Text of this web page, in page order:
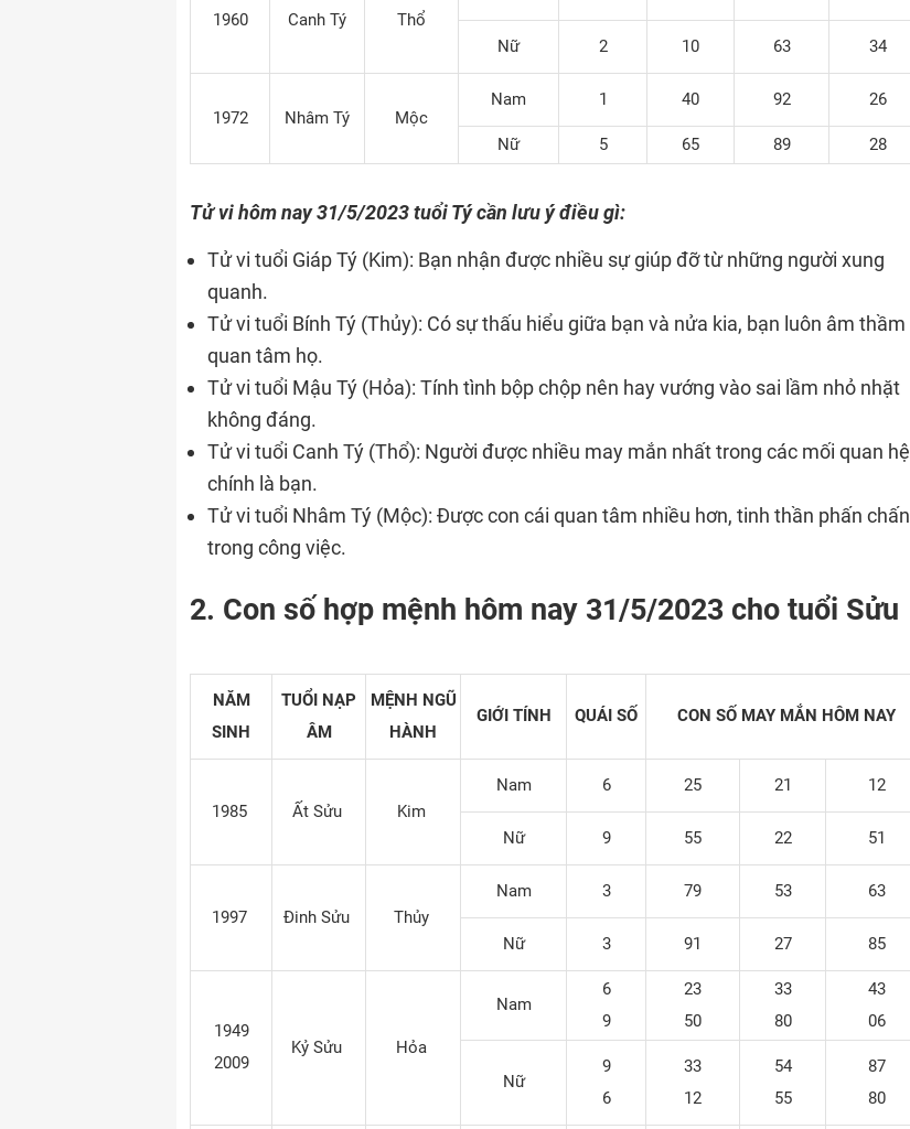
1960 Canh Tý Thổ
Nữ 2 10 63 34
1972 Nhâm Tý Mộc
Nam 1 40 92 26
Nữ 5 65 89 28
Tử vi hôm nay 31/5/2023 tuổi Tý cần lưu ý điều gì:
Tử vi tuổi Giáp Tý (Kim): Bạn nhận được nhiều sự giúp đỡ từ những người xung
quanh.
Tử vi tuổi Bính Tý (Thủy): Có sự thấu hiểu giữa bạn và nửa kia, bạn luôn âm thầm
quan tâm họ.
Tử vi tuổi Mậu Tý (Hỏa): Tính tình bộp chộp nên hay vướng vào sai lầm nhỏ nhặt
không đáng.
Tử vi tuổi Canh Tý (Thổ): Người được nhiều may mắn nhất trong các mối quan hệ
chính là bạn.
Tử vi tuổi Nhâm Tý (Mộc): Được con cái quan tâm nhiều hơn, tinh thần phấn chấn
trong công việc.
2. Con số hợp mệnh hôm nay 31/5/2023 cho tuổi Sửu
NĂM
SINH
TUỔI NẠP
ÂM
MỆNH NGŨ
HÀNH
GIỚI TÍNH QUÁI SỐ CON SỐ MAY MẮN HÔM NAY
1985 Ất Sửu Kim
Nam 6 25 21 12
Nữ 9 55 22 51
1997 Đinh Sửu Thủy
Nam 3 79 53 63
Nữ 3 91 27 85
1949
2009
Kỷ Sửu Hỏa
Nam
6
9
23
50
33
80
43
06
Nữ
9
6
33
12
54
55
87
80